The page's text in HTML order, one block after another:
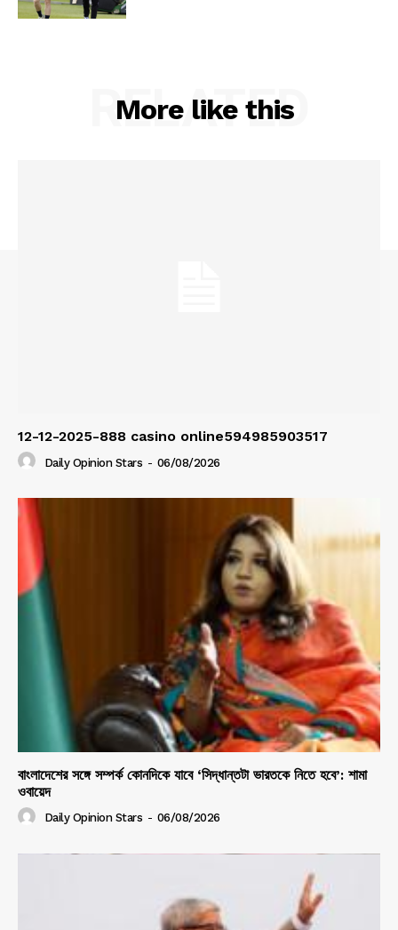
More like this
RELATED
12-12-2025-888 casino online594985903517
Daily Opinion Stars - 06/08/2026
বাংলাদেশের সঙ্গে সম্পর্ক কোনদিকে যাবে ‘সিদ্ধান্তটা ভারতকে নিতে হবে’: শামা
ওবায়েদ
Daily Opinion Stars - 06/08/2026